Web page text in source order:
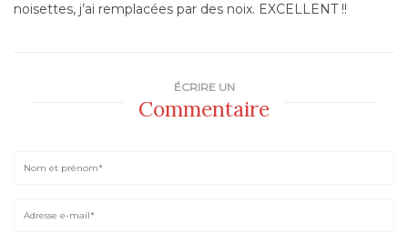
noisettes, j’ai remplacées par des noix. EXCELLENT !!
ÉCRIRE UN
Commentaire